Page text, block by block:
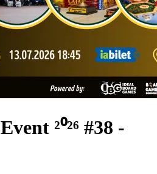
Event ²⁰²⁶ #38 -